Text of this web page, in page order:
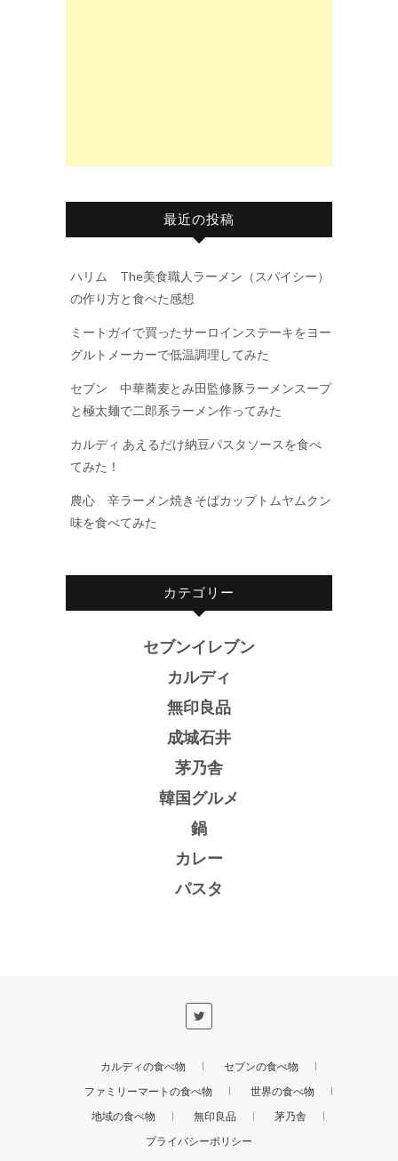
最近の投稿
ハリム The美食職人ラーメン（スパイシー）
の作り方と食べた感想
ミートガイで買ったサーロインステーキをヨー
グルトメーカーで低温調理してみた
セブン 中華蕎麦とみ田監修豚ラーメンスープ
と極太麺で二郎系ラーメン作ってみた
カルディ あえるだけ納豆パスタソースを食べ
てみた！
農心 辛ラーメン焼きそばカップトムヤムクン
味を食べてみた
カテゴリー
セブンイレブン
カルディ
無印良品
成城石井
茅乃舎
韓国グルメ
鍋
カレー
パスタ
カルディの食べ物
セブンの食べ物
ファミリーマートの食べ物
世界の食べ物
地域の食べ物
無印良品
茅乃舎
プライバシーポリシー